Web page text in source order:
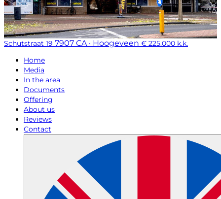
Schutstraat 19 7907 CA · Hoogeveen € 225.000 k.k.
Home
Media
In the area
Documents
Offering
About us
Reviews
Contact